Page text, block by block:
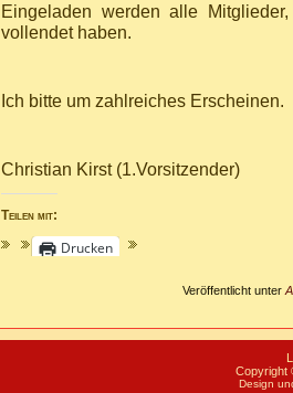
Eingeladen werden alle
vollendet haben.
Ich bitte um zahlreiches Erscheinen.
Christian Kirst (1.Vorsitzender)
Teilen mit:
Drucken
Veröffentlicht unter
Copyright
Design